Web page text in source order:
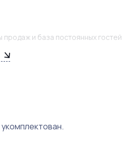
и база постоянных гостей
запуска и на этапе ведения